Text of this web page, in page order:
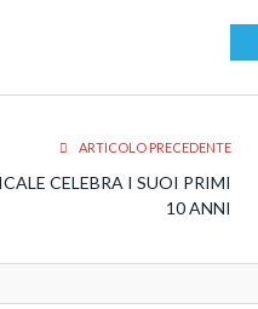
ARTICOLO PRECEDENTE
CELEBRA I SUOI PRIMI
10 ANNI